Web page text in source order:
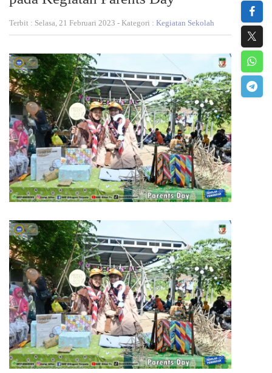
Terbit : Selasa, 21 Februari 2023 - Kategori : Kegiatan Sekolah